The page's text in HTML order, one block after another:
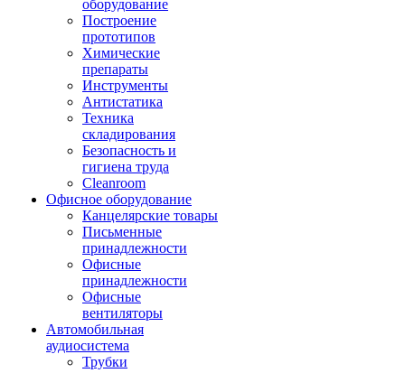
оборудование
Построение
прототипов
Химические
препараты
Инструменты
Aнтистатика
Техника
складирования
Безопасность и
гигиена труда
Cleanroom
Офисное оборудование
Канцелярские товары
Письменные
принадлежности
Офисные
принадлежности
Офисные
вентиляторы
Автомобильная
аудиосистема
Трубки